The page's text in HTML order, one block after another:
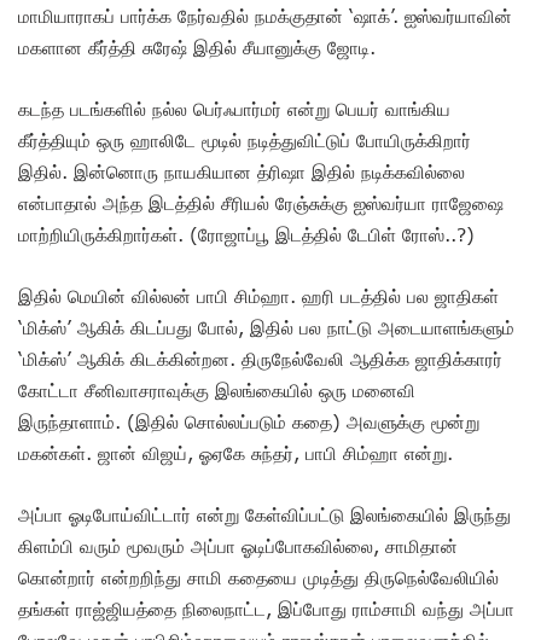
மாமியாராகப் பார்க்க நேர்வதில் நமக்குதான் ‘ஷாக்’. ஐஸ்வர்யாவின்
மகளான கீர்த்தி சுரேஷ் இதில் சீயானுக்கு ஜோடி.
கடந்த படங்களில் நல்ல பெர்ஃபார்மர் என்று பெயர் வாங்கிய
கீர்த்தியும் ஒரு ஹாலிடே மூடில் நடித்துவிட்டுப் போயிருக்கிறார்
இதில். இன்னொரு நாயகியான த்ரிஷா இதில் நடிக்கவில்லை
என்பாதால் அந்த இடத்தில் சீரியல் ரேஞ்சுக்கு ஐஸ்வர்யா ராஜேஷை
மாற்றியிருக்கிறார்கள். (ரோஜாப்பூ இடத்தில் டேபிள் ரோஸ்..?)
இதில் மெயின் வில்லன் பாபி சிம்ஹா. ஹரி படத்தில் பல ஜாதிகள்
‘மிக்ஸ்’ ஆகிக் கிடப்பது போல், இதில் பல நாட்டு அடையாளங்களும்
‘மிக்ஸ்’ ஆகிக் கிடக்கின்றன. திருநேல்வேலி ஆதிக்க ஜாதிக்காரர்
கோட்டா சீனிவாசராவுக்கு இலங்கையில் ஒரு மனைவி
இருந்தாளாம். (இதில் சொல்லப்படும் கதை) அவளுக்கு மூன்று
மகன்கள். ஜான் விஜய், ஓஏகே சுந்தர், பாபி சிம்ஹா என்று.
அப்பா ஓடிபோய்விட்டார் என்று கேள்விப்பட்டு இலங்கையில் இருந்து
கிளம்பி வரும் மூவரும் அப்பா ஓடிப்போகவில்லை, சாமிதான்
கொன்றார் என்றறிந்து சாமி கதையை முடித்து திருநெல்வேலியில்
தங்கள் ராஜ்ஜியத்தை நிலைநாட்ட, இப்போது ராம்சாமி வந்து அப்பா